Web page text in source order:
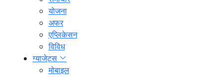
योजना
अफर
एप्लिकेसन
विविध
ग्याजेट्स
मोबाइल